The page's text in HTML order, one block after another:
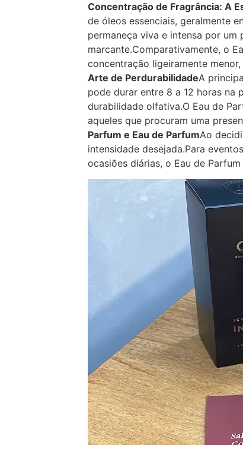
Concentração de Fragrância: A
de óleos essenciais, geralmente
permaneça viva e intensa por
marcante.Comparativamente, o
concentração ligeiramente
Arte de PerdurabilidadeA
pode durar entre 8 a 12 horas na
durabilidade olfativa.O Eau de
aqueles que procuram uma
Parfum e Eau de ParfumAo
intensidade desejada.Para
ocasiões diárias, o Eau de